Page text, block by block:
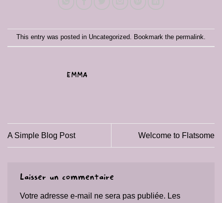
This entry was posted in Uncategorized . Bookmark the permalink
EMMA
A Simple Blog Post Welcome to Flatsome
Laisser un commentaire
Votre adresse e-mail ne sera pas publiée. Les